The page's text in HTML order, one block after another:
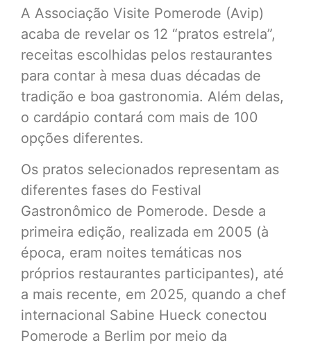
A Associação Visite Pomerode (Avip)
acaba de revelar os 12 “pratos estrela”,
receitas escolhidas pelos restaurantes
para contar à mesa duas décadas de
tradição e boa gastronomia. Além delas,
o cardápio contará com mais de 100
opções diferentes.
Os pratos selecionados representam as
diferentes fases do Festival
Gastronômico de Pomerode. Desde a
primeira edição, realizada em 2005 (à
época, eram noites temáticas nos
próprios restaurantes participantes), até
a mais recente, em 2025, quando a chef
internacional Sabine Hueck conectou
Pomerode a Berlim por meio da